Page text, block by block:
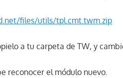
files/utils/tpl.cmt.twm.zip
a tu carpeta de TW, y
reconocer el módulo nuevo.